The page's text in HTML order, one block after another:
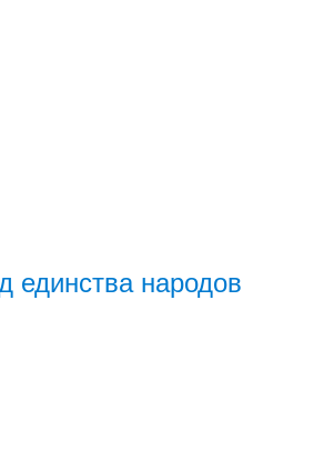
единства народов